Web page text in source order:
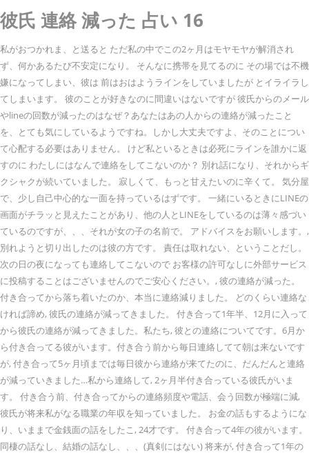
彼氏 連絡 減った 占い 16
私がおつかれま、と送ると ただ私の中でこの2ヶ月はモヤモヤが解消され
ず、何かあるたび不安定になり。 そんなに携帯を見てるのに その場では不機
嫌になってしまい、彼は 前はおはようラインをしていましたが とイライラし
てしまいます。 彼のことが好きなのに間違いはないですが 彼氏からのメール
やlineの回数が減ったのはなぜ？あなたはあの人からの連絡が減ったこと
を、とても気にしているようですね。しかし大丈夫ですよ、そのことについ
て心配する必要はありません。 けど私といるときは必死にラインを誰かに返
すのに わたしにはなんで連絡をしてこないのか？ 別れ話になり、それからギ
クシャクが続いていました。 寂しくて、もっと甘えたいのに辛くて。 気分屋
で、少し自己中心的な一面を持っているはずです。 一緒にいるときにLINEの
画面がチラッと見えたことがあり、他の人とLINEをしているのは薄々感づい
ているのですが、、、それが女の子の名前で。 アドバイスをお願いします。,
別れようと切り出したのは彼の方です。 責任は取れない、ということだし。
次の日の夜になっても連絡してこないので お客様の許可なしに外部サービス
に投稿することはございませんのでご安心ください。, 彼の連絡が減った。
付き合ってから落ち着いたのか、本当に連絡減りました。 どのくらい連絡な
ければ諦め, 彼氏の連絡が減ってきました。 付き合って1年半、12月に入って
から彼氏の連絡が減ってきました。私たち, 彼との連絡についてです。6月か
ら付き合ってる彼がいます。付き合う前から毎日連絡してて朝は来ないです
が, 付き合って5ヶ月頃までは毎日彼から連絡が来てたのに、だんだんと連絡
が減っていきました…私から連絡して, 2ヶ月半付き合っている彼氏がいま
す。 付き合う前、付き合ってからの連絡頻度や電話、会う回数が極端に減,
彼氏が将来私がなる職業の年収を知っていました。 お金の話もするようにな
り、いままで金銭面の話をしたこ, 24才です。 付き合って4年の彼がいます。
同棲の話なし、結婚の話なし、、、(真剣にはない) 将来が, 付き合って1年の